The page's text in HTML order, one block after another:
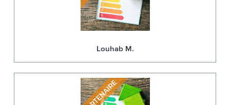
Louhab M.